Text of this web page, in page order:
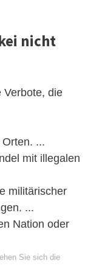
nicht
Verbote, die
...
mit illegalen
militärischer
...
Nation oder
Sie sich die